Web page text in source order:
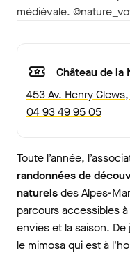
médiévale.
Château de la
453 Av. Henry
04 93 49 95 05
Toute l’année,
randonnées de
naturelsdes Alpes-
parcours accessibles
envies et la saison.
le mimosa qui est à